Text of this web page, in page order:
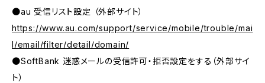
●au 受信リスト設定 （外部サイト）
https://www.au.com/support/service/mobile/trouble/mai
l/email/filter/detail/domain/
●SoftBank 迷惑メールの受信許可・拒否設定をする（外部サイ
ト）